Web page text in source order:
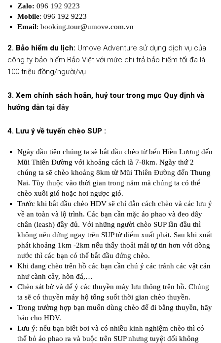
Zalo: 096 192 9223
Mobile: 096 192 9223
Email: booking.tour@umove.com.vn
2. Bảo hiểm du lịch: Umove Adventure sử dụng dịch vụ của
công ty bảo hiểm Bảo Việt với mức chi trả bảo hiểm tối đa là
100 triệu đồng/người/vụ
3. Xem chính sách hoãn, huỷ tour trong mục Quy định và
hướng dẫntại đây
4. Lưu ý về tuyến chèo SUP :
Ngày đầu tiên chúng ta sẽ bắt đầu chèo từ bến Hiền Lương đến
Mũi Thiên Đường với khoảng cách là 7-8km. Ngày thứ 2
chúng ta sẽ chèo khoảng 8km từ Mũi Thiên Đường đến Thung
Nai. Tùy thuộc vào thời gian trong năm mà chúng ta có thể
chèo xuôi gió hoặc hơi ngược gió.
Trước khi bắt đầu chèo HDV sẽ chỉ dẫn cách chèo và các lưu ý
về an toàn và lộ trình. Các bạn cần mặc áo phao và đeo dây
chân (leash) đầy đủ. Với những người chèo SUP lần đầu thì
không nên đứng ngay trên SUP từ điểm xuất phát. Sau khi xuất
phát khoảng 1km -2km nếu thấy thoải mái tự tin hơn với dòng
nước thì các bạn có thể bắt đầu đứng chèo.
Khi đang chèo trên hồ các bạn cần chú ý các tránh các vật cản
như cành cây, hòn đá,…
Chèo sát bờ và để ý các thuyền máy lưu thông trên hồ. Chúng
ta sẽ có thuyền máy hộ tống suốt thời gian chèo thuyền.
Trong trường hợp bạn muốn dùng chèo để đi bằng thuyền, hãy
báo cho HDV.
Lưu ý: nếu bạn biết bơi và có nhiều kinh nghiệm chèo thì có
thể bỏ áo phao ra và buộc trên SUP nhưng tuyệt đối không